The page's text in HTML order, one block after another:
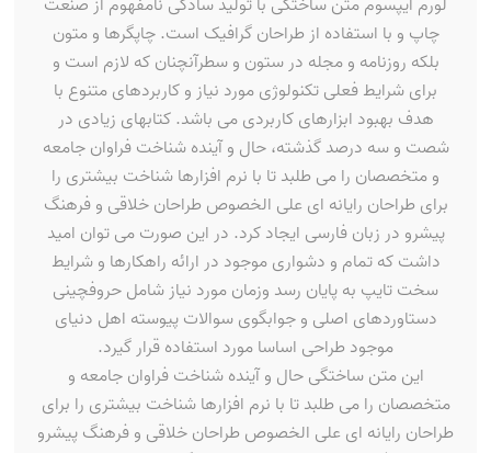
چاپ و با استفاده از طراحان گرافیک است. چاپگرها و متون
بلکه روزنامه و مجله در ستون و سطرآنچنان که لازم است و
برای شرایط فعلی تکنولوژی مورد نیاز و کاربردهای متنوع با
هدف بهبود ابزارهای کاربردی می باشد. کتابهای زیادی در
شصت و سه درصد گذشته، حال و آینده شناخت فراوان جامعه
و متخصصان را می طلبد تا با نرم افزارها شناخت بیشتری را
برای طراحان رایانه ای علی الخصوص طراحان خلاقی و فرهنگ
پیشرو در زبان فارسی ایجاد کرد. در این صورت می توان امید
داشت که تمام و دشواری موجود در ارائه راهکارها و شرایط
سخت تایپ به پایان رسد وزمان مورد نیاز شامل حروفچینی
دستاوردهای اصلی و جوابگوی سوالات پیوسته اهل دنیای
موجود طراحی اساسا مورد استفاده قرار گیرد.
این متن ساختگی حال و آینده شناخت فراوان جامعه و
متخصصان را می طلبد تا با نرم افزارها شناخت بیشتری را برای
طراحان رایانه ای علی الخصوص طراحان خلاقی و فرهنگ پیشرو